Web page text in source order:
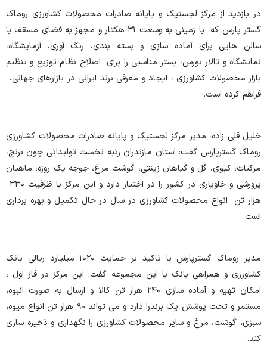
در بازدید از مرکز لجستیک و پایانه صادرات محصولات کشاورزی روماک
گستر پارس که با زمینی به وسعت ۳۱ هکتار و مجهز به فضای مسقف با
سالن هایی برای آماده سازی و بسته بندی، رنگ آوری، آزمایشگاه،
نمایشگاه و تالار بورس، بستر مناسبی را برای اصلاح نظام توزیع و تنظیم
بازار محصولات کشاورزی ، ایجاد و معرفی برند ایرانی در بازارهای جهانی،
فراهم کرده است.
خلیل قلی زاده، مدیر مرکز لجستیک و پایانه صادرات محصولات کشاورزی
روماک گسترپارس گفت: استان مازندران رتبه نخست تولیداتی چون برنج،
مرکبات، کیوی، گل و گیاهان زینتی، گوشت مرغ، جوجه یک روزه، ماهیان
هزار تن انواع محصولات کشاورزی در سال در حال تکمیل و بهره برداری
است.
مدیر روماک گسترپارس با تاکید بر حمایت ۱۰۲۰ میلیارد ریالی بانک
کشاورزی و همراهی بانک با این مجموعه گفت: این مرکز در فاز اول ،
امکان تهیه و آماده سازی ۲۴۰ هزار تن کالا و ارسال به صورت انبوه،
مستمر و تحت پوشش یک برندرا دارد و می تواند ۹۰ هزار تن انواع میوه،
سبزی، گوشت، مرغ و سایر محصولات کشاورزی را نگهداری و ذخیره سازی
کند.